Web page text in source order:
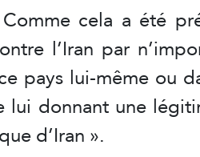
cela a été
l’Iran par
pays lui-même ou
lui donnant une
d’Iran ».